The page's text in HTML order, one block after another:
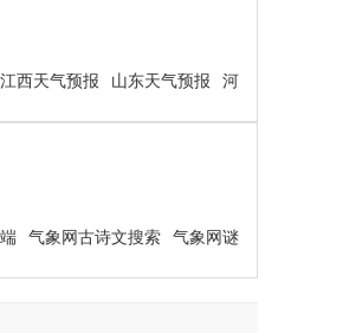
江西天气预报 山东天气预报
河
气象网古诗文搜索
气象网谜